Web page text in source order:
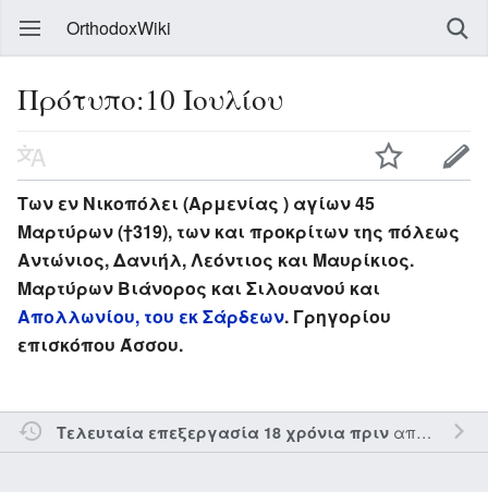
OrthodoxWiki
Πρότυπο:10 Ιουλίου
Των εν Νικοπόλει (Αρμενίας ) αγίων 45
Μαρτύρων (†319), των και προκρίτων της πόλεως
Αντώνιος, Δανιήλ, Λεόντιος και Μαυρίκιος.
Μαρτύρων Βιάνορος και Σιλουανού και
Απολλωνίου, του εκ Σάρδεων. Γρηγορίου
επισκόπου Άσσου.
Τελευταία επεξεργασία 18 χρόνια πριναπό τον την